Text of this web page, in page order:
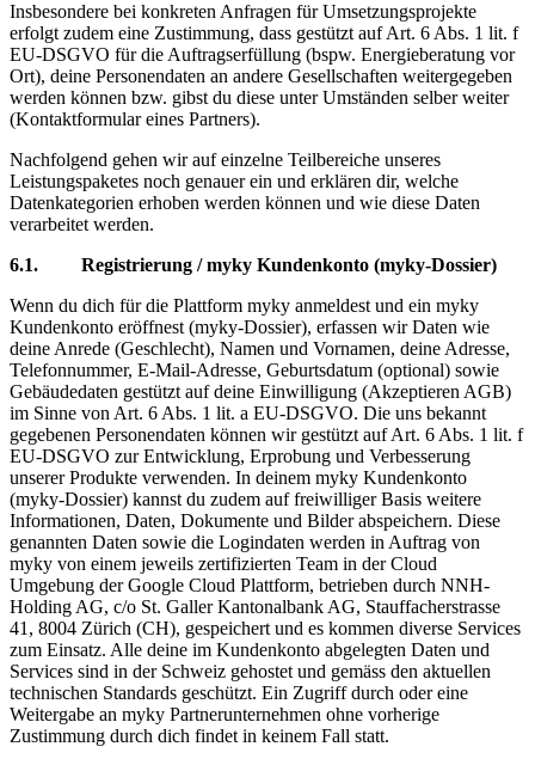
Insbesondere bei konkreten Anfragen für Umsetzungsprojekte
erfolgt zudem eine Zustimmung, dass gestützt auf Art. 6 Abs. 1 lit. f
EU-DSGVO für die Auftragserfüllung (bspw. Energieberatung vor
Ort), deine Personendaten an andere Gesellschaften weitergegeben
werden können bzw. gibst du diese unter Umständen selber weiter
(Kontaktformular eines Partners).
Nachfolgend gehen wir auf einzelne Teilbereiche unseres
Leistungspaketes noch genauer ein und erklären dir, welche
Datenkategorien erhoben werden können und wie diese Daten
verarbeitet werden.
6.1. Registrierung / myky Kundenkonto (myky-Dossier)
Wenn du dich für die Plattform myky anmeldest und ein myky
Kundenkonto eröffnest (myky-Dossier), erfassen wir Daten wie
deine Anrede (Geschlecht), Namen und Vornamen, deine Adresse,
Telefonnummer, E-Mail-Adresse, Geburtsdatum (optional) sowie
Gebäudedaten gestützt auf deine Einwilligung (Akzeptieren AGB)
im Sinne von Art. 6 Abs. 1 lit. a EU-DSGVO. Die uns bekannt
gegebenen Personendaten können wir gestützt auf Art. 6 Abs. 1 lit. f
EU-DSGVO zur Entwicklung, Erprobung und Verbesserung
unserer Produkte verwenden. In deinem myky Kundenkonto
(myky-Dossier) kannst du zudem auf freiwilliger Basis weitere
Informationen, Daten, Dokumente und Bilder abspeichern. Diese
genannten Daten sowie die Logindaten werden in Auftrag von
myky von einem jeweils zertifizierten Team in der Cloud
Umgebung der Google Cloud Plattform, betrieben durch NNH-
Holding AG, c/o St. Galler Kantonalbank AG, Stauffacherstrasse
41, 8004 Zürich (CH), gespeichert und es kommen diverse Services
zum Einsatz. Alle deine im Kundenkonto abgelegten Daten und
Services sind in der Schweiz gehostet und gemäss den aktuellen
technischen Standards geschützt. Ein Zugriff durch oder eine
Weitergabe an myky Partnerunternehmen ohne vorherige
Zustimmung durch dich findet in keinem Fall statt.